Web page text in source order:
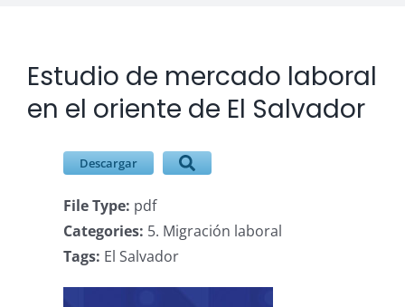
Ver
más
grande
Estudio de mercado laboral
en el oriente de El Salvador
Descargar
File Type: pdf
Categories: 5. Migración laboral
Tags: El Salvador